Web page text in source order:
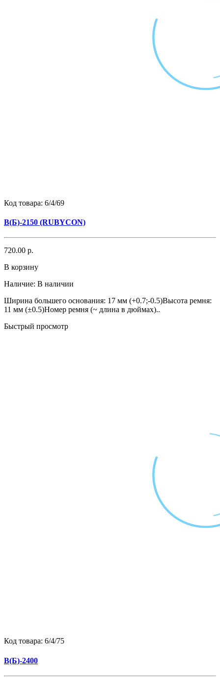
Код товара: 6/4/69
B(Б)-2150 (RUBYCON)
720.00 р.
В корзину
Наличие: В наличии
Ширина большего основания: 17 мм (+0.7;-0.5)Высота ремня:
11 мм (±0.5)Номер ремня (~ длина в дюймах)..
Быстрый просмотр
Код товара: 6/4/75
B(Б)-2400